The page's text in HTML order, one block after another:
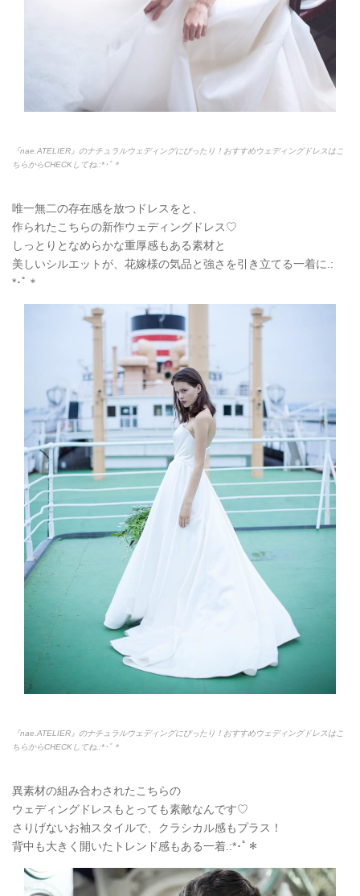
『nae.ATELIER』のナチュラルウェディングにぴったり！おすすめウェディングドレスはこ
ちらからCHECKしてね.:*･ﾟ＊
唯一無二の存在感を放つドレスをと、
作られたこちらの新作ウェディングドレス♡
しっとりとなめらかな重厚感もある素材と
美しいシルエットが、花嫁様の気品と強さを引き立てる一着に.:
*･ﾟ＊
『nae.ATELIER』のナチュラルウェディングにぴったり！おすすめウェディングドレスはこ
ちらからCHECKしてね.:*･ﾟ＊
異素材の組み合わされたこちらの
ウェディングドレスもとっても素敵なんです♡
さりげないお袖スタイルで、クラシカル感もプラス！
背中も大きく開いたトレンド感もある一着.:*･ﾟ＊